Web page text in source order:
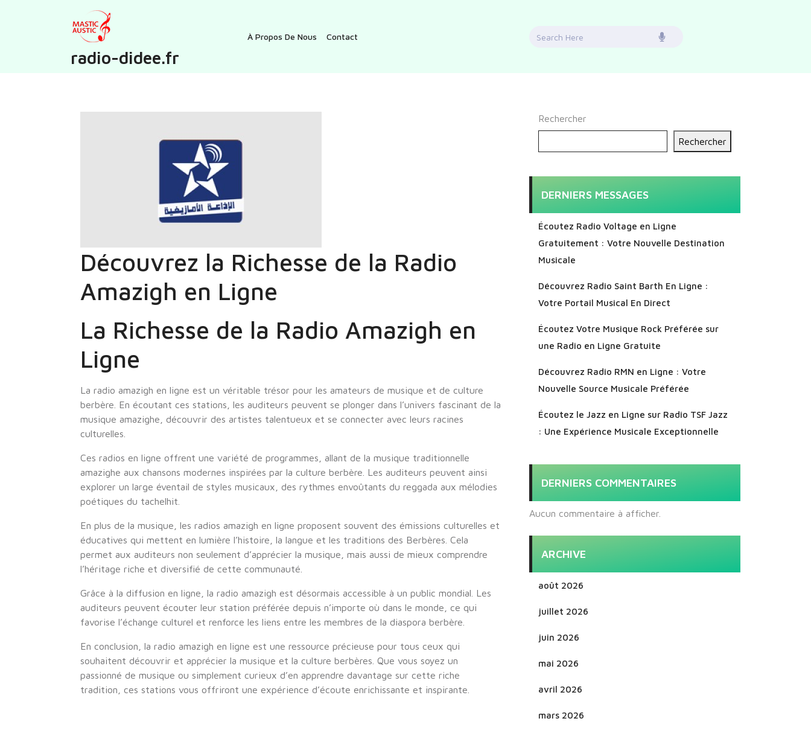
radio-didee.fr
À Propos De Nous Contact
Search
Découvrez la Richesse de la Radio
Amazigh en Ligne
La Richesse de la Radio Amazigh en
Ligne
La radio amazigh en ligne est un véritable trésor pour les amateurs de musique et de culture
berbère. En écoutant ces stations, les auditeurs peuvent se plonger dans l’univers fascinant de la
musique amazighe, découvrir des artistes talentueux et se connecter avec leurs racines
culturelles.
Ces radios en ligne offrent une variété de programmes, allant de la musique traditionnelle
amazighe aux chansons modernes inspirées par la culture berbère. Les auditeurs peuvent ainsi
explorer un large éventail de styles musicaux, des rythmes envoûtants du reggada aux mélodies
poétiques du tachelhit.
En plus de la musique, les radios amazigh en ligne proposent souvent des émissions culturelles et
éducatives qui mettent en lumière l’histoire, la langue et les traditions des Berbères. Cela
permet aux auditeurs non seulement d’apprécier la musique, mais aussi de mieux comprendre
l’héritage riche et diversifié de cette communauté.
Grâce à la diffusion en ligne, la radio amazigh est désormais accessible à un public mondial. Les
auditeurs peuvent écouter leur station préférée depuis n’importe où dans le monde, ce qui
favorise l’échange culturel et renforce les liens entre les membres de la diaspora berbère.
En conclusion, la radio amazigh en ligne est une ressource précieuse pour tous ceux qui
souhaitent découvrir et apprécier la musique et la culture berbères. Que vous soyez un
passionné de musique ou simplement curieux d’en apprendre davantage sur cette riche
tradition, ces stations vous offriront une expérience d’écoute enrichissante et inspirante.
Rechercher
Rechercher
DERNIERS MESSAGES
Écoutez Radio Voltage en Ligne
Gratuitement : Votre Nouvelle Destination
Musicale
Découvrez Radio Saint Barth En Ligne :
Votre Portail Musical En Direct
Écoutez Votre Musique Rock Préférée sur
une Radio en Ligne Gratuite
Découvrez Radio RMN en Ligne : Votre
Nouvelle Source Musicale Préférée
Écoutez le Jazz en Ligne sur Radio TSF Jazz
: Une Expérience Musicale Exceptionnelle
DERNIERS COMMENTAIRES
Aucun commentaire à afficher.
ARCHIVE
août 2026
juillet 2026
juin 2026
mai 2026
avril 2026
mars 2026